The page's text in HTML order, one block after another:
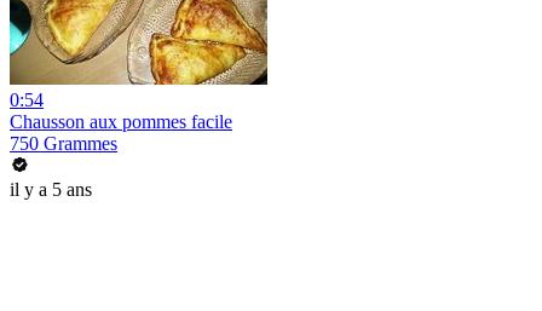
0:54
Chausson aux pommes facile
750 Grammes
il y a 5 ans